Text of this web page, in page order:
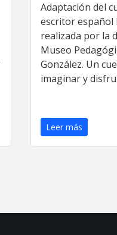
Adaptación del
escritor español
realizada por la
Museo
González. Un
imaginar y
Leer más